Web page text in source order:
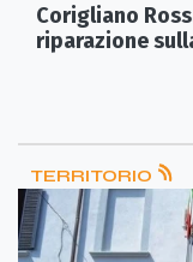
Corigliano
riparazione
TERRITORIO